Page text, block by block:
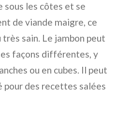
sous les côtes et se
de viande maigre, ce
sain. Le jambon peut
façons différentes, y
ou en cubes. Il peut
des recettes salées